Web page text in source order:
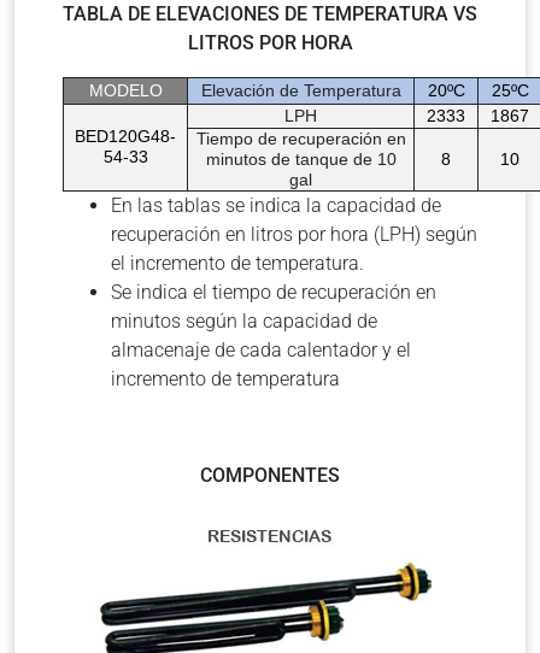
TABLA DE ELEVACIONES DE TEMPERATURA VS
LITROS POR HORA
MODELO Elevación de Temperatura 20ºC 25ºC
BED120G48-
54-33
LPH 2333
1867
Tiempo de recuperación en
minutos de tanque de 10
gal
8 10
En las tablas se indica la capacidad de
recuperación en litros por hora (LPH) según
el incremento de temperatura.
Se indica el tiempo de recuperación en
minutos según la capacidad de
almacenaje de cada calentador y el
incremento de temperatura
COMPONENTES